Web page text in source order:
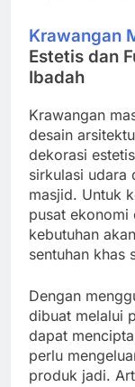
Krawangan
Estetis dan
Ibadah
Krawangan
desain
dekorasi
sirkulasi udara
masjid. Untuk
pusat ekonomi
kebutuhan
sentuhan khas
Dengan
dibuat melalui
dapat
perlu
produk jadi.